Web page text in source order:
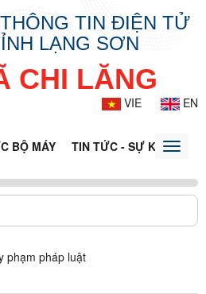
TIN ĐIỆN TỬ
LẠNG SƠN
CHI LĂNG
VIE EN
BỘ MÁY TIN TỨC - SỰ KIỆNToggle
phạm pháp luật